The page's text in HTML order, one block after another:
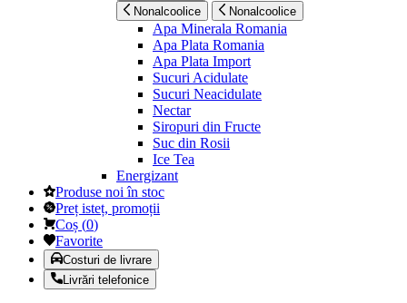
Nonalcoolice Nonalcoolice
Apa Minerala Romania
Apa Plata Romania
Apa Plata Import
Sucuri Acidulate
Sucuri Neacidulate
Nectar
Siropuri din Fructe
Suc din Rosii
Ice Tea
Energizant
Produse noi în stoc
Preț isteț, promoții
Coș (0)
Favorite
Costuri de livrare
Livrări telefonice